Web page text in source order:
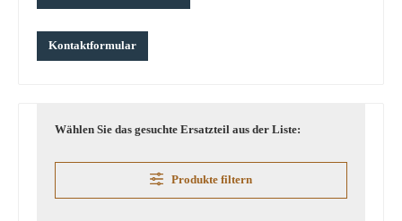
Kontaktformular
Wählen Sie das gesuchte Ersatzteil aus der Liste:
Produkte filtern